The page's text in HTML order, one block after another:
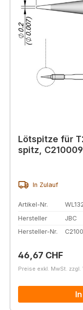
Lötspitze für
spitz, C210009
In Zulauf
Artikel-Nr.
Hersteller
JBC
Hersteller-Nr.
Regulärer Preis:
46,67 CHF
Preise exkl. MwSt.